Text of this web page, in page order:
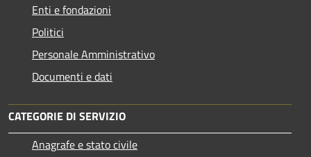
Enti e fondazioni
Politici
Personale Amministrativo
Documenti e dati
CATEGORIE DI SERVIZIO
Anagrafe e stato civile